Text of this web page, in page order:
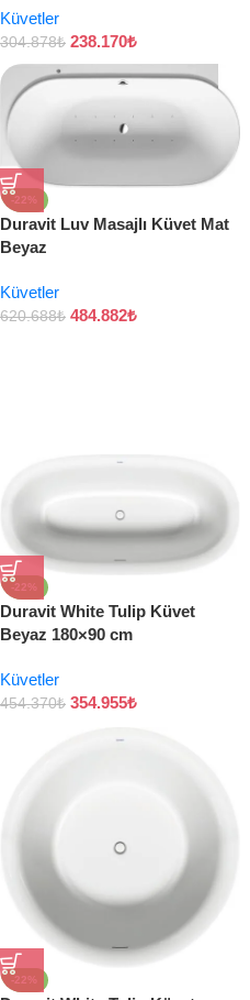
Küvetler
304.878₺ 238.170₺
-22%
Duravit Luv Masajlı Küvet Mat
Beyaz
Küvetler
620.688₺ 484.882₺
-22%
Duravit White Tulip Küvet
Beyaz 180×90 cm
Küvetler
454.370₺ 354.955₺
-22%